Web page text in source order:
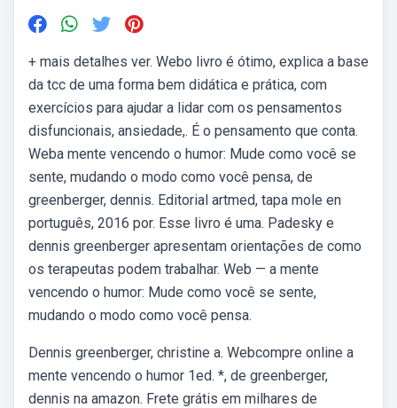
+ mais detalhes ver. Webo livro é ótimo, explica a base
da tcc de uma forma bem didática e prática, com
exercícios para ajudar a lidar com os pensamentos
disfuncionais, ansiedade,. É o pensamento que conta.
Weba mente vencendo o humor: Mude como você se
sente, mudando o modo como você pensa, de
greenberger, dennis. Editorial artmed, tapa mole en
português, 2016 por. Esse livro é uma. Padesky e
dennis greenberger apresentam orientações de como
os terapeutas podem trabalhar. Web — a mente
vencendo o humor: Mude como você se sente,
mudando o modo como você pensa.
Dennis greenberger, christine a. Webcompre online a
mente vencendo o humor 1ed. *, de greenberger,
dennis na amazon. Frete grátis em milhares de